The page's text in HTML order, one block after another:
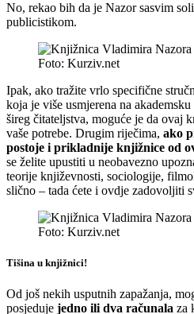
No, rekao bih da je Nazor sasvim
publicistikom.
Foto: Kurziv.net
Ipak, ako tražite vrlo specifične
koja je više usmjerena na
šireg čitateljstva, moguće je da ovaj
vaše potrebe. Drugim riječima, ako
postoje i prikladnije knjižnice od
se želite upustiti u neobavezno
teorije književnosti, sociologije,
slično – tada ćete i ovdje zadovoljiti
Foto: Kurziv.net
Tišina u knjižnici!
Od još nekih usputnih zapažanja,
posjeduje jedno ili dva računala za